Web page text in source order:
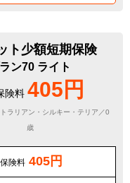
ト少額短期保険
ン70 ライト
険料 405円
ラリアン・シルキー・テリア／0
歳
険料 405円